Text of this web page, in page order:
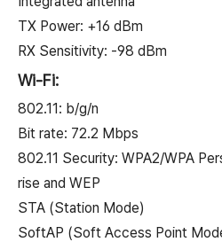
TX Power: +16 dBm
RX Sensitivity: -98 dBm
Wi-Fi:
802.11: b/g/n
Bit rate: 72.2 Mbps
802.11 Security: WPA2/WPA
rise and WEP
STA (Station Mode)
SoftAP (Soft Access Point